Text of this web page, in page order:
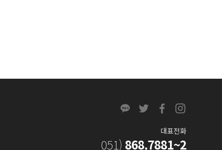
대표전화
051) 868.7881~2